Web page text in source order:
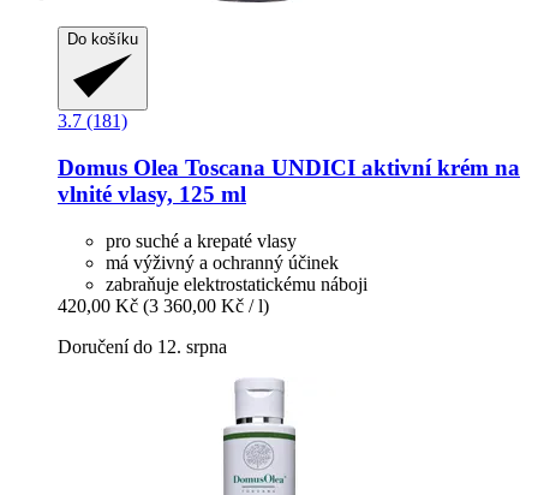
Do košíku
3.7 (181)
Domus Olea Toscana UNDICI aktivní krém na
vlnité vlasy, 125 ml
pro suché a krepaté vlasy
má výživný a ochranný účinek
zabraňuje elektrostatickému náboji
420,00 Kč (3 360,00 Kč / l)
Doručení do 12. srpna